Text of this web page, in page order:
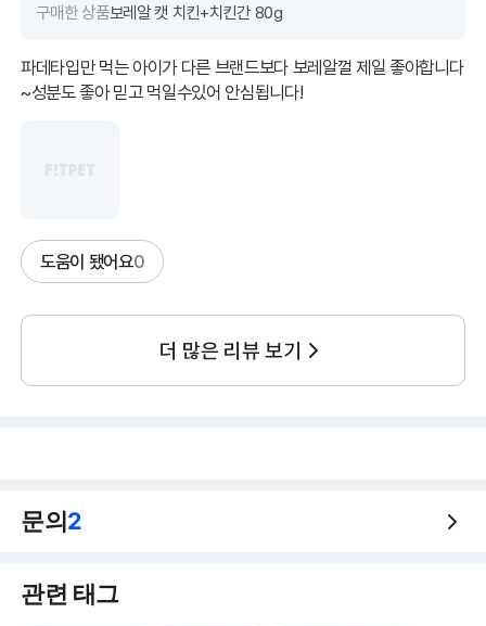
구매한 상품보레알 캣 치킨+치킨간 80g
파데타입만 먹는 아이가 다른 브랜드보다 보레알껄 제일 좋아합니다
~성분도 좋아 믿고 먹일수있어 안심됩니다!
도움이 됐어요0
더 많은 리뷰 보기
문의2
관련 태그